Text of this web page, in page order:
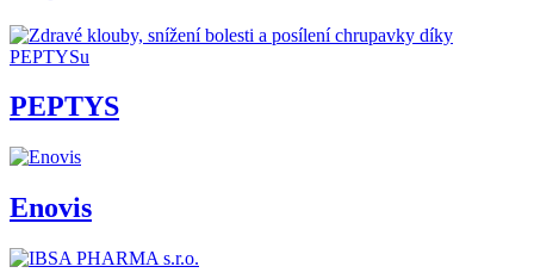
PEPTYS
Enovis